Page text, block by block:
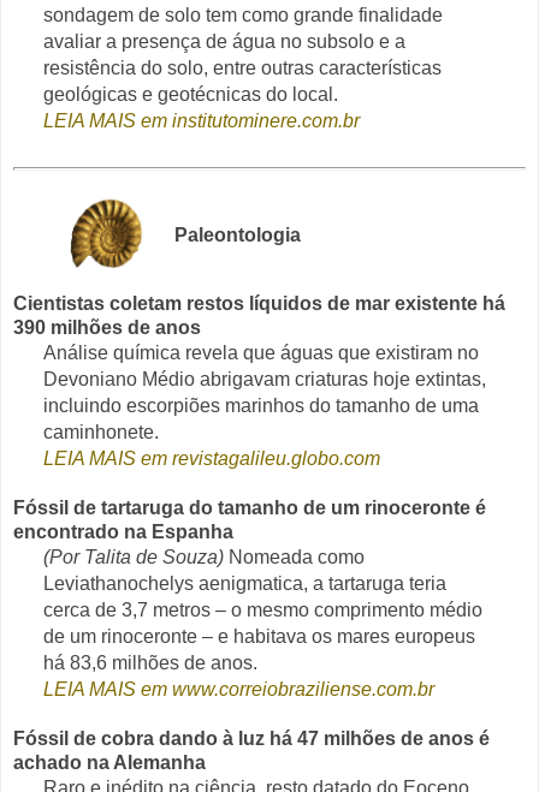
sondagem de solo tem como grande finalidade
avaliar a presença de água no subsolo e a
resistência do solo, entre outras características
geológicas e geotécnicas do local.
LEIA MAIS em institutominere.com.br
Paleontologia
Cientistas coletam restos líquidos de mar existente há
390 milhões de anos
Análise química revela que águas que existiram no
Devoniano Médio abrigavam criaturas hoje extintas,
incluindo escorpiões marinhos do tamanho de uma
caminhonete.
LEIA MAIS em revistagalileu.globo.com
Fóssil de tartaruga do tamanho de um rinoceronte é
encontrado na Espanha
(Por Talita de Souza)Nomeada como
Leviathanochelys aenigmatica, a tartaruga teria
cerca de 3,7 metros – o mesmo comprimento médio
de um rinoceronte – e habitava os mares europeus
há 83,6 milhões de anos.
LEIA MAIS em www.correiobraziliense.com.br
Fóssil de cobra dando à luz há 47 milhões de anos é
achado na Alemanha